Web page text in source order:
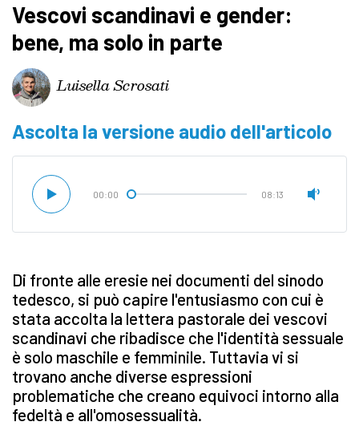
Vescovi scandinavi e gender:
bene, ma solo in parte
Luisella Scrosati
Ascolta la versione audio dell'articolo
00:00 08:13
Di fronte alle eresie nei documenti del sinodo
tedesco, si può capire l'entusiasmo con cui è
stata accolta la lettera pastorale dei vescovi
scandinavi che ribadisce che l'identità sessuale
è solo maschile e femminile. Tuttavia vi si
trovano anche diverse espressioni
problematiche che creano equivoci intorno alla
fedeltà e all'omosessualità.